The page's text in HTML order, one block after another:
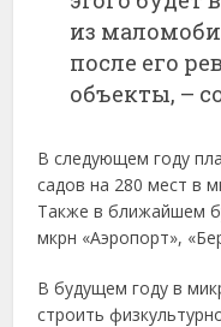
из
после его
объекты, –
В следующем году
садов на 280 мест в
Также в ближайшем
мкрн «Аэропорт»,
В будущем году в
строить